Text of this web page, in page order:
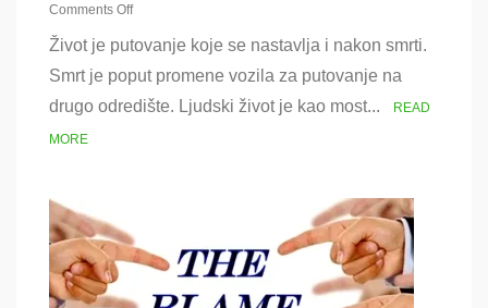
Comments Off
Putovanje
nakon
smrti
Život je putovanje koje se nastavlja i nakon smrti.
Smrt je poput promene vozila za putovanje na
drugo odredište. Ljudski život je kao most...
READ
MORE